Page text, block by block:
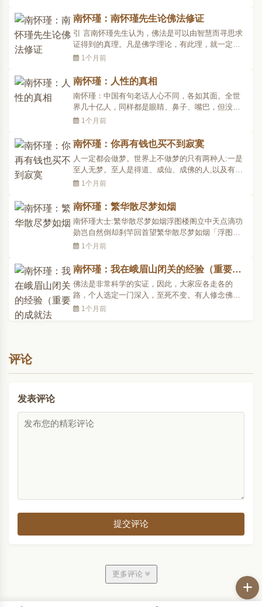
不见了。他老人家一个人住在钟鼓楼,钟鼓楼也不是
大庙,佛寺不像佛寺,他坐在那里,抽个老古式的长烟
筒,眼..
南怀瑾：南怀瑾先生论佛法修证
引 言南怀瑾先生认为，佛法是可以由智慧而寻思求
证得到的真理。凡是佛学理论，有此理，就一定有
此事，是事理合一的。佛家所说的形而上和世间万
命上去实验证得。所以佛法不只是一种思想论辩，
实乃超科学、哲学之一大实验事。全部佛法修证的
理与事，就是见..
1个月前
南怀瑾：人性的真相
南怀瑾：中国有句老话人心不同，各如其面。全世
界几十亿人，同样都是眼睛、鼻子、嘴巴，但没有
两个人完全相同，即使双胞胎，面貌、思想、个
妙。有中欧商学院苏州校友请教南怀瑾先生人性的
真相，他欣然应允。以下为整理南怀瑾先生讲话中
国文化的中心人类的文..
1个月前
南怀瑾：你再有钱也买不到寂寞
人一定都会做梦。世界上不做梦的只有两种人:一是
至人无梦。至人是得道、成仙、成佛的人,以及有最
高智能的人。二是愚人无梦,笨到自己没有思想,那就
说他六十岁了,从没有做过梦。不晓得什么叫梦。可
是,他是个大好人,不是愚人。他经常帮助别人,专门做
好事。他..
1个月前
南怀瑾：繁华散尽梦如烟
南怀瑾大士:繁华散尽梦如烟浮图楼阁立中天点滴功
勋岂自然倒却刹竿回首望繁华散尽梦如烟「浮图楼
阁立中天」,浮图是塔,造一个佛塔,七层的叫七级浮
做了一件好事,救了别人一命,等于独资盖了一个庙一
样。事实上这话是佛说的,救人一命,胜造七级浮屠;这
是有为..
1个月前
南怀瑾：我在峨眉山闭关的经验（重要的
成就法门！）
佛法是非常科学的实证，因此，大家应各走各的
路，个人选定一门深入，至死不变。有人修念佛三
昧，那还是依此修，有人持大悲咒习惯还是持大悲
1个月前
评论
发表评论
提交评论
更多评论